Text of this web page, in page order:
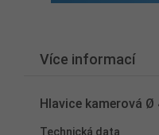
Více informací
Hlavice kamerová
Technická data